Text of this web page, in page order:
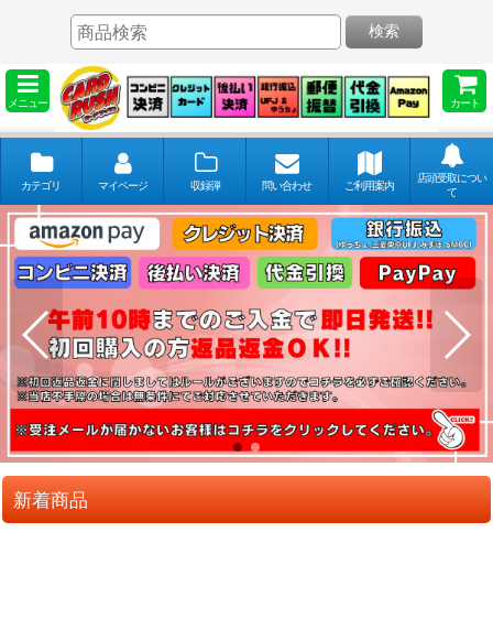
メニュー カート
検索
カテゴリ マイページ 収録弾 問い合わせ ご利用案内
店頭受取につい
て
新着商品